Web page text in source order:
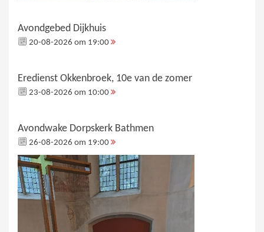
Avondgebed Dijkhuis
20-08-2026 om 19:00
Eredienst Okkenbroek, 10e van de zomer
23-08-2026 om 10:00
Avondwake Dorpskerk Bathmen
26-08-2026 om 19:00